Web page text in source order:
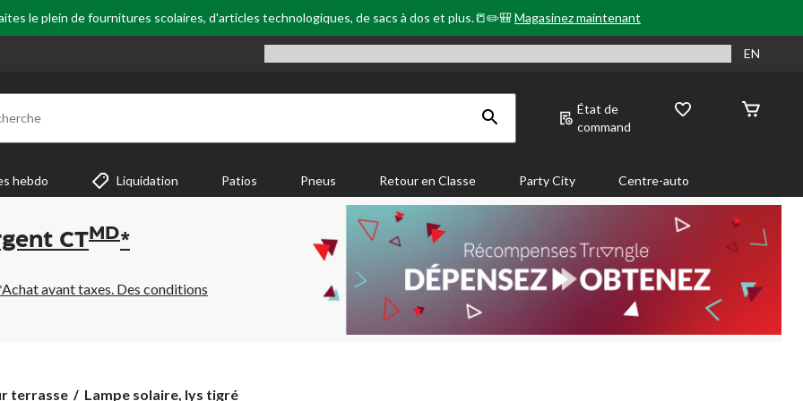
le plein de fournitures scolaires, d'articles technologiques, de sacs à dos et plus.📒✏️🎒Magasinez maintenant
EN
État de
command
hebdo Liquidation Patios Pneus Retour en Classe Party City Centre-auto
CT MD*
avant taxes. Des conditions
terrasse
Lampe
Lampe solaire, lys tigré